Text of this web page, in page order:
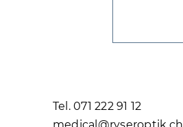
Tel. 071 222 91 12